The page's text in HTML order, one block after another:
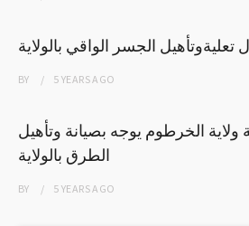
تعليةوتأهيل الجسر الواقي بالولاية
BY 5 YEARSAGO
الخرطوم يوجه بصيانة وتأهيل
الطرق بالولاية
BY 5 YEARSAGO